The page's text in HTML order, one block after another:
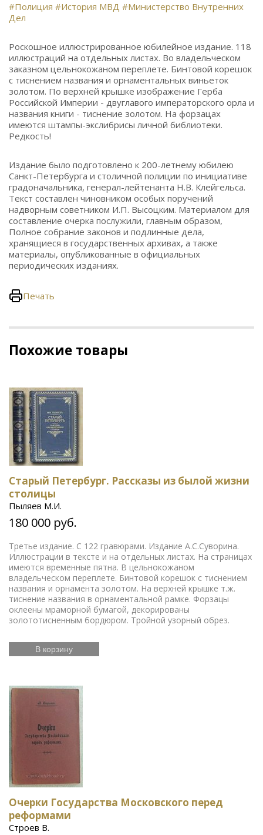
#Полиция #История МВД #Министерство Внутренних
Дел
Роскошное иллюстрированное юбилейное издание. 118
иллюстраций на отдельных листах. Во владельческом
заказном цельнокожаном переплете. Бинтовой корешок
с тиснением названия и орнаментальных виньеток
золотом. По верхней крышке изображение Герба
Российской Империи - двуглавого императорского орла и
названия книги - тиснение золотом. На форзацах
имеются штампы-экслибрисы личной библиотеки.
Редкость!
Издание было подготовлено к 200-летнему юбилею
Санкт-Петербурга и столичной полиции по инициативе
градоначальника, генерал-лейтенанта Н.В. Клейгельса.
Текст составлен чиновником особых поручений
надворным советником И.П. Высоцким. Материалом для
составление очерка послужили, главным образом,
Полное собрание законов и подлинные дела,
хранящиеся в государственных архивах, а также
материалы, опубликованные в официальных
периодических изданиях.
Печать
Похожие товары
Старый Петербург. Рассказы из былой жизни
столицы
Пыляев М.И.
180 000 руб.
Третье издание. С 122 гравюрами. Издание А.С.Суворина.
Иллюстрации в тексте и на отдельных листах. На страницах
имеются временные пятна. В цельнокожаном
владельческом переплете. Бинтовой корешок с тиснением
названия и орнамента золотом. На верхней крышке т.ж.
тиснение названия в орнаментальной рамке. Форзацы
оклеены мраморной бумагой, декорированы
золототисненным бордюром. Тройной узорный обрез.
В корзину
Очерки Государства Московского перед
реформами
Строев В.